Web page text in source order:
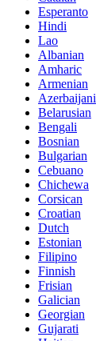
Esperanto
Hindi
Lao
Albanian
Amharic
Armenian
Azerbaijani
Belarusian
Bengali
Bosnian
Bulgarian
Cebuano
Chichewa
Corsican
Croatian
Dutch
Estonian
Filipino
Finnish
Frisian
Galician
Georgian
Gujarati